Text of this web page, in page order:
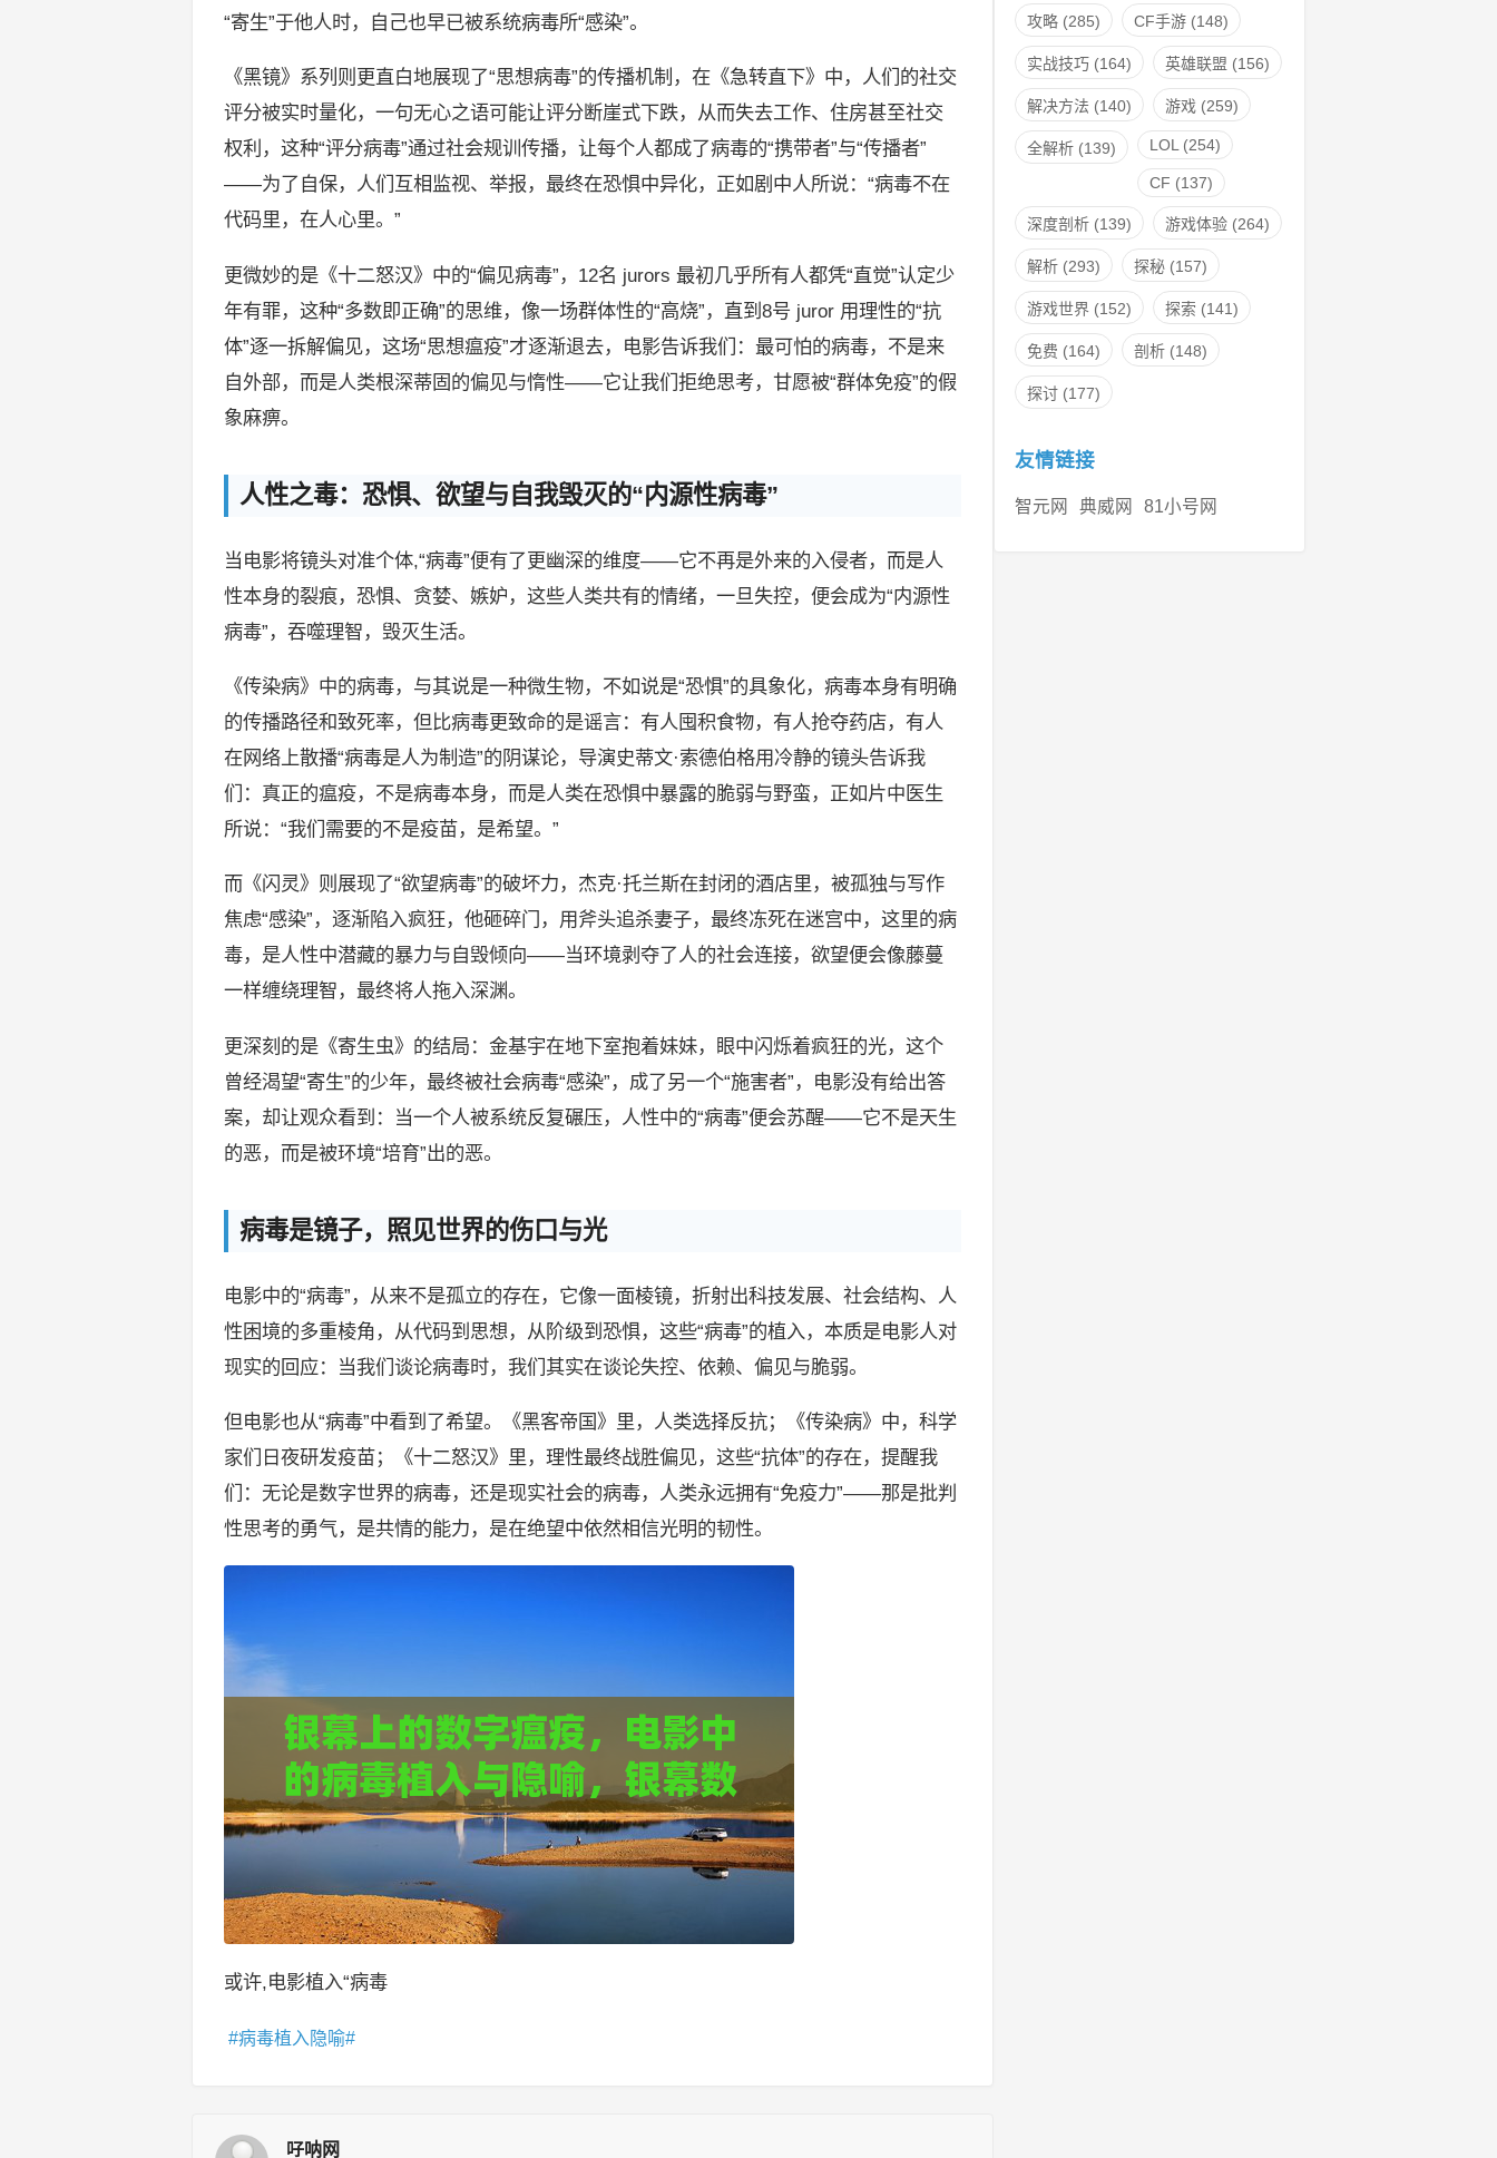
“寄生”于他人时，自己也早已被系统病毒所“感染”。
《黑镜》系列则更直白地展现了“思想病毒”的传播机制，在《急转直下》中，人们的社交
评分被实时量化，一句无心之语可能让评分断崖式下跌，从而失去工作、住房甚至社交
权利，这种“评分病毒”通过社会规训传播，让每个人都成了病毒的“携带者”与“传播者”
——为了自保，人们互相监视、举报，最终在恐惧中异化，正如剧中人所说：“病毒不在
代码里，在人心里。”
更微妙的是《十二怒汉》中的“偏见病毒”，12名 jurors 最初几乎所有人都凭“直觉”认定少
年有罪，这种“多数即正确”的思维，像一场群体性的“高烧”，直到8号 juror 用理性的“抗
体”逐一拆解偏见，这场“思想瘟疫”才逐渐退去，电影告诉我们：最可怕的病毒，不是来
自外部，而是人类根深蒂固的偏见与惰性——它让我们拒绝思考，甘愿被“群体免疫”的假
象麻痹。
人性之毒：恐惧、欲望与自我毁灭的“内源性病毒”
当电影将镜头对准个体,“病毒”便有了更幽深的维度——它不再是外来的入侵者，而是人
性本身的裂痕，恐惧、贪婪、嫉妒，这些人类共有的情绪，一旦失控，便会成为“内源性
病毒”，吞噬理智，毁灭生活。
《传染病》中的病毒，与其说是一种微生物，不如说是“恐惧”的具象化，病毒本身有明确
的传播路径和致死率，但比病毒更致命的是谣言：有人囤积食物，有人抢夺药店，有人
在网络上散播“病毒是人为制造”的阴谋论，导演史蒂文·索德伯格用冷静的镜头告诉我
们：真正的瘟疫，不是病毒本身，而是人类在恐惧中暴露的脆弱与野蛮，正如片中医生
所说：“我们需要的不是疫苗，是希望。”
而《闪灵》则展现了“欲望病毒”的破坏力，杰克·托兰斯在封闭的酒店里，被孤独与写作
焦虑“感染”，逐渐陷入疯狂，他砸碎门，用斧头追杀妻子，最终冻死在迷宫中，这里的病
毒，是人性中潜藏的暴力与自毁倾向——当环境剥夺了人的社会连接，欲望便会像藤蔓
一样缠绕理智，最终将人拖入深渊。
更深刻的是《寄生虫》的结局：金基宇在地下室抱着妹妹，眼中闪烁着疯狂的光，这个
曾经渴望“寄生”的少年，最终被社会病毒“感染”，成了另一个“施害者”，电影没有给出答
案，却让观众看到：当一个人被系统反复碾压，人性中的“病毒”便会苏醒——它不是天生
的恶，而是被环境“培育”出的恶。
病毒是镜子，照见世界的伤口与光
电影中的“病毒”，从来不是孤立的存在，它像一面棱镜，折射出科技发展、社会结构、人
性困境的多重棱角，从代码到思想，从阶级到恐惧，这些“病毒”的植入，本质是电影人对
现实的回应：当我们谈论病毒时，我们其实在谈论失控、依赖、偏见与脆弱。
但电影也从“病毒”中看到了希望。《黑客帝国》里，人类选择反抗；《传染病》中，科学
家们日夜研发疫苗；《十二怒汉》里，理性最终战胜偏见，这些“抗体”的存在，提醒我
们：无论是数字世界的病毒，还是现实社会的病毒，人类永远拥有“免疫力”——那是批判
性思考的勇气，是共情的能力，是在绝望中依然相信光明的韧性。
或许,电影植入“病毒
病毒植入隐喻
吇呐网
攻略 (285) CF手游 (148)
实战技巧 (164) 英雄联盟 (156)
解决方法 (140) 游戏 (259)
全解析 (139) LOL (254)
CF (137)
深度剖析 (139) 游戏体验 (264)
解析 (293) 探秘 (157)
游戏世界 (152) 探索 (141)
免费 (164) 剖析 (148)
探讨 (177)
友情链接
智元网 典威网 81小号网